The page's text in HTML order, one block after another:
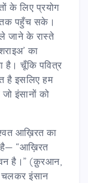
के लिए प्रयोग
तक पहुँच सके।
जाने के रास्ते
का
है। चूँकि पवित्र
है इसलिए हम
इंसानों को
आख़िरत का
“आख़िरत
है।” (क़ुरआन,
चलकर इंसान